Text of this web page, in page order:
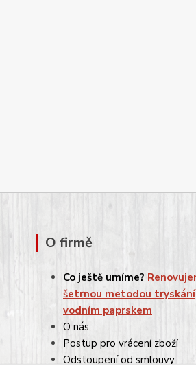
O firmě
Co ještě umíme?
šetrnou metodou tryskání
vodním paprskem
O nás
Postup pro vrácení zboží
Odstoupení od smlouvy